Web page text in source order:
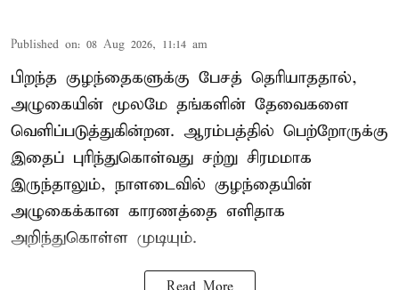
Published on: 08 Aug 2026, 11:14 am
பிறந்த குழந்தைகளுக்கு பேசத் தெரியாததால்,
அழுகையின் மூலமே தங்களின் தேவைகளை
வெளிப்படுத்துகின்றன. ஆரம்பத்தில் பெற்றோருக்கு
இதைப் புரிந்துகொள்வது சற்று சிரமமாக
இருந்தாலும், நாளடைவில் குழந்தையின்
அழுகைக்கான காரணத்தை எளிதாக
அறிந்துகொள்ள முடியும்.